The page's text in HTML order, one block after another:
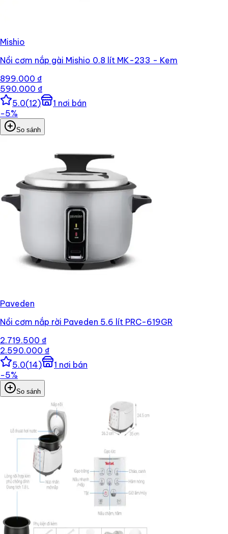
Mishio
Nồi cơm nắp gài Mishio 0.8 lít MK-233 - Kem
899.000 ₫
590.000 ₫
5.0(12) 1 nơi bán
−5%
So sánh
Paveden
Nồi cơm nắp rời Paveden 5.6 lít PRC-619GR
2.719.500 ₫
2.590.000 ₫
5.0(14) 1 nơi bán
−5%
So sánh